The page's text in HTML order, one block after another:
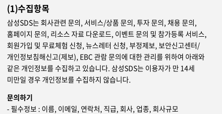
(1)수집항목
삼성SDS는 회사관련 문의, 서비스/상품 문의, 투자 문의, 채용 문의,
홈페이지 문의, 리소스 자료 다운로드, 이벤트 문의 및 참가등록 서비스,
회원가입 및 무료체험 신청, 뉴스레터 신청, 부정제보, 보안신고센터/
개인정보침해신고(제보), EBC 관람 문의에 대한 관리를 위하여 아래와
같은 개인정보를 수집하고 있습니다. 삼성SDS는 이용자가 만 14세
미만일 경우 개인정보를 수집하지 않습니다.
문의하기
- 필수정보 : 이름, 이메일, 연락처, 직급, 회사, 업종, 회사규모